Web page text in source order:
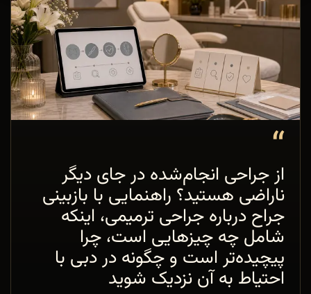
“
از جراحی انجام‌شده در جای دیگر
ناراضی هستید؟ راهنمایی با بازبینی
جراح درباره جراحی ترمیمی، اینکه
شامل چه چیزهایی است، چرا
پیچیده‌تر است و چگونه در دبی با
احتیاط به آن نزدیک شوید